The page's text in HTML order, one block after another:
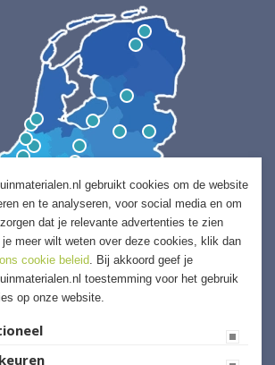
gebruikt cookies om de website
en te analyseren, voor social media en om
dat je relevante advertenties te zien
je meer wilt weten over deze cookies, klik dan
ons cookie beleid. Bij akkoord geef je
toestemming voor het gebruik
op onze website.